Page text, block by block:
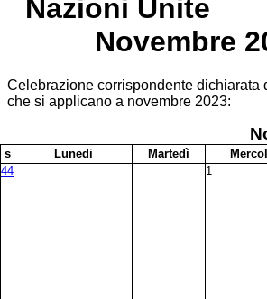
Nazioni Unite
Novembre
Celebrazione corrispondente dichiarata
che si applicano a novembre 2023:
s Lunedi Martedì M
44
1